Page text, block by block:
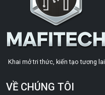
Khai mở tri thức, kiến tạo tương lai
VỀ CHÚNG TÔI